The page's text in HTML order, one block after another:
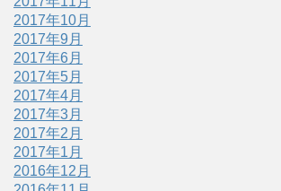
2017年10月
2017年9月
2017年6月
2017年5月
2017年4月
2017年3月
2017年2月
2017年1月
2016年12月